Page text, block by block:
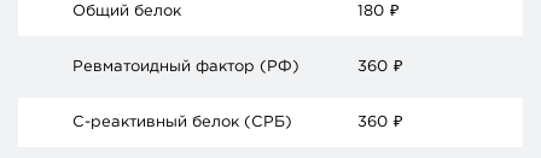
Общий белок 180 ₽
Ревматоидный фактор (РФ) 360 ₽
С-реактивный белок (СРБ) 360 ₽